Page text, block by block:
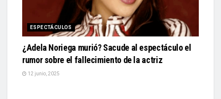
ESPECTÁCULOS
¿Adela Noriega murió? Sacude al espectáculo el
rumor sobre el fallecimiento de la actriz
12 junio, 2025